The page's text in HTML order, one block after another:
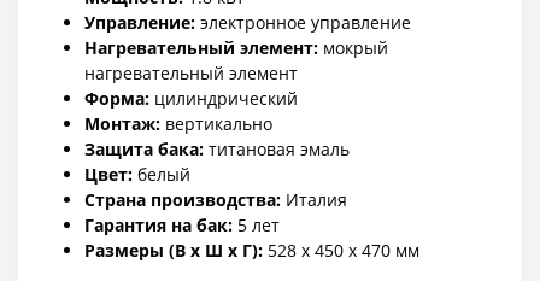
Управление: электронное управление
Нагревательный элемент: мокрый
нагревательный элемент
Форма: цилиндрический
Монтаж: вертикально
Защита бака: титановая эмаль
Цвет: белый
Страна производства: Италия
Гарантия на бак: 5 лет
Размеры (В x Ш x Г): 528 x 450 x 470 мм